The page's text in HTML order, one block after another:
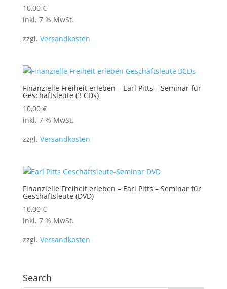
10,00 €
inkl. 7 % MwSt.
zzgl. Versandkosten
Finanzielle Freiheit erleben – Earl Pitts – Seminar für
Geschäftsleute (3 CDs)
10,00 €
inkl. 7 % MwSt.
zzgl. Versandkosten
Finanzielle Freiheit erleben – Earl Pitts – Seminar für
Geschäftsleute (DVD)
10,00 €
inkl. 7 % MwSt.
zzgl. Versandkosten
Search